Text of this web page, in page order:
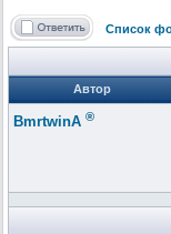
Список
Автор
BmrtwinA ®